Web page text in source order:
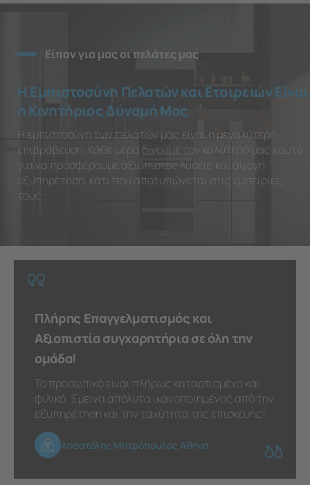
Είπαν για μας οι πελάτες μας
Η Εμπιστοσύνη Πελατών και Εταιρειών Είναι
η Κινητήριος Δύναμή Μας
Η εμπιστοσύνη των πελατών μας είναι η μεγαλύτερη
επιβράβευση. Κάθε μέρα δίνουμε τον καλύτερό μας εαυτό
για να προσφέρουμε αξιόπιστες λύσεις και άψογη
εξυπηρέτηση, κάτι που αποτυπώνεται στις εμπειρίες
τους.
Πλήρης Επαγγελματισμός και
Αξιοπιστία συγχαρητήρια σε όλη την
ομάδα!
Το προσωπικό είναι πλήρως καταρτισμένο και
φιλικό. Έμεινα απόλυτα ικανοποιημένος από την
εξυπηρέτηση και την ταχύτητα της επισκευής!
Αποστόλης Μητρόπουλος Αθήνα